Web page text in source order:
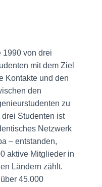
1990 von drei
mit dem Ziel
Kontakte und den
den
zu
Studenten ist
Netzwerk
– entstanden,
aktive Mitglieder in
Ländern zählt.
45.000